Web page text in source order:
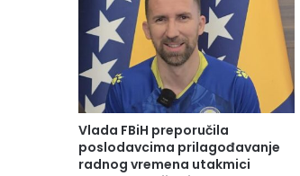
Vlada FBiH preporučila
poslodavcima prilagođavanje
radnog vremena utakmici